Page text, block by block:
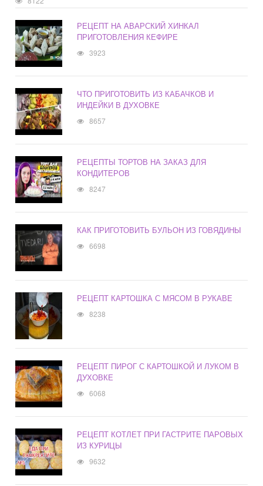
РЕЦЕПТ НА АВАРСКИЙ ХИНКАЛ
ПРИГОТОВЛЕНИЯ КЕФИРЕ
3923
ЧТО ПРИГОТОВИТЬ ИЗ КАБАЧКОВ И
ИНДЕЙКИ В ДУХОВКЕ
8657
РЕЦЕПТЫ ТОРТОВ НА ЗАКАЗ ДЛЯ
КОНДИТЕРОВ
8247
КАК ПРИГОТОВИТЬ БУЛЬОН ИЗ ГОВЯДИНЫ
6698
РЕЦЕПТ КАРТОШКА С МЯСОМ В РУКАВЕ
8238
РЕЦЕПТ ПИРОГ С КАРТОШКОЙ И ЛУКОМ В
ДУХОВКЕ
6068
РЕЦЕПТ КОТЛЕТ ПРИ ГАСТРИТЕ ПАРОВЫХ
ИЗ КУРИЦЫ
9632